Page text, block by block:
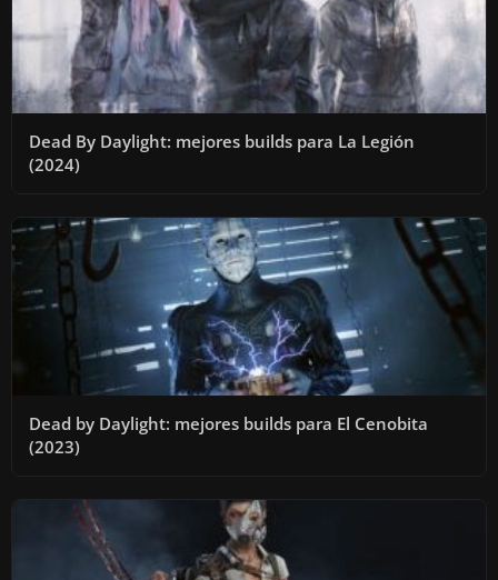
Dead By Daylight: mejores builds para La Legión
(2024)
Dead by Daylight: mejores builds para El Cenobita
(2023)